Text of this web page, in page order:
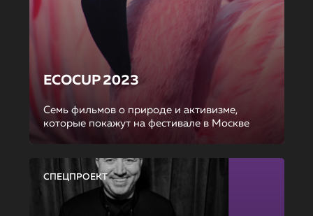
ECOCUP 2023
Семь фильмов о природе и активизме,
которые покажут на фестивале в Москве
СПЕЦПРОЕКТ